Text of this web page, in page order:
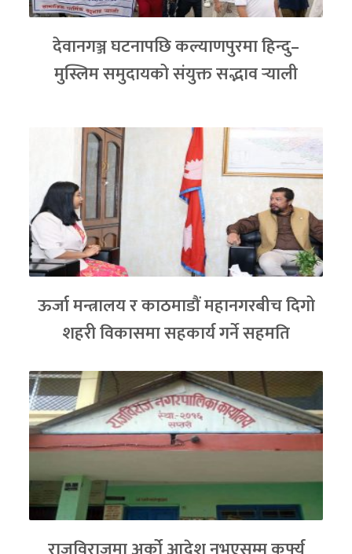
देवानगञ्ज घटनापछि कल्याणपुरमा हिन्दु–
मुस्लिम समुदायको संयुक्त सद्भाव र्‍याली
ऊर्जा मन्त्रालय र काठमाडौं महानगरबीच दिगो
शहरी विकासमा सहकार्य गर्ने सहमति